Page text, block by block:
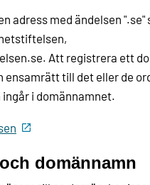
adress med ändelsen ".se"
Att registrera ett
ensamrätt till det eller de
i domännamnet.
domännamn